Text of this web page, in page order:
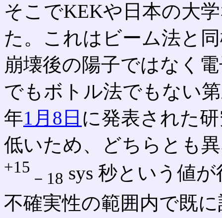
そこでKEKや日本の大
た。これはビーム法と
崩壊後の陽子ではなく
でもボトル法でもない
年1月8日 に発表された
低いため、どちらとも
+15
－18 sys 秒という値
不確実性の範囲内で既